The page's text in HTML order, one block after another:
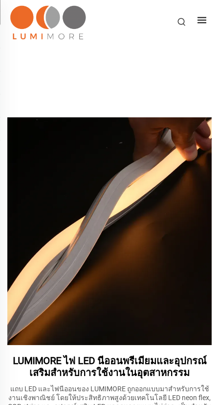
LUMIMORE ไฟ LED นีออนพรีเมียมและอุปกรณ์
เสริมสำหรับการใช้งานในอุตสาหกรรม
แถบ LED และไฟนีออนของ LUMIMORE ถูกออกแบบมาสำหรับการใช้
งานเชิงพาณิชย์ โดยให้ประสิทธิภาพสูงด้วยเทคโนโลยี LED neon flex,